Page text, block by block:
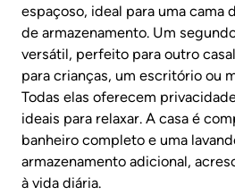
espaçoso, ideal para uma cama
de armazenamento. Um
versátil, perfeito para outro
para crianças, um escritório ou
Todas elas oferecem
ideais para relaxar. A casa é
banheiro completo e uma
armazenamento adicional,
à vida diária.